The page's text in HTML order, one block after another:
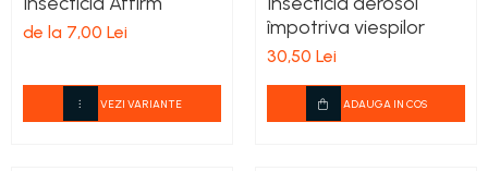
de la 7,00 Lei
VEZI VARIANTE
împotriva viespilor
30,50 Lei
ADAUGA IN COS